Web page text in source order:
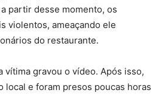
partir desse momento, os
violentos, ameaçando ele
do restaurante.
vítima gravou o vídeo. Após isso,
local e foram presos poucas horas